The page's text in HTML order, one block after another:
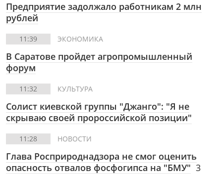
Предприятие задолжало работникам 2 млн
рублей
11:39 ЭКОНОМИКА
В Саратове пройдет агропромышленный
форум
11:32 КУЛЬТУРА
Солист киевской группы "Джанго": "Я не
скрываю своей пророссийской позиции"
11:28 НОВОСТИ
Глава Росприроднадзора не смог оценить
опасность отвалов фосфогипса на "БМУ" 3